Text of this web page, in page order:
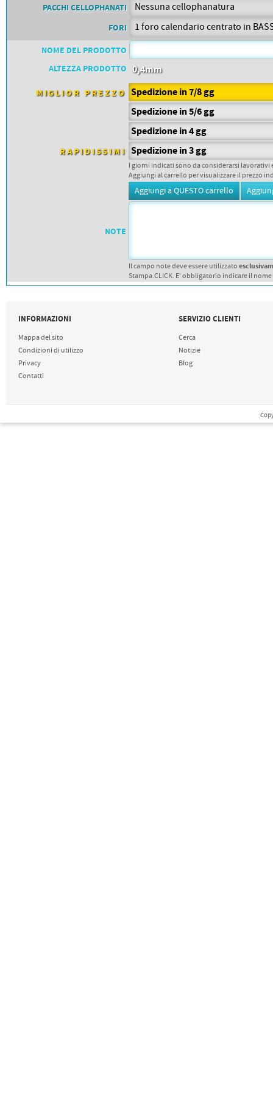
DORSALI TARGHE
PETTORALI NUMERI DA
NUMERI DA GARA MTB
PACCHI CELLOPHANATI
FORI
NOME DEL PRODOTTO
ALTEZZA PRODOTTO 0,4mm
MIGLIOR PREZZO Spedizione in 7/8 gg
Spedizione in 5/6 gg
Spedizione in 4 gg
RAPIDISSIMI Spedizione in 3 gg
I giorni indicati sono da considerarsi
Aggiungi al carrello per visualizzare il prezzo
NOTE
Il campo note deve essere utilizzato
Stampa.CLICK. E' obbligatorio indicare il
INFORMAZIONI
Mappa del sito
Condizioni di utilizzo
Privacy
Contatti
SERVIZIO CLIENTI
Cerca
Notizie
Blog